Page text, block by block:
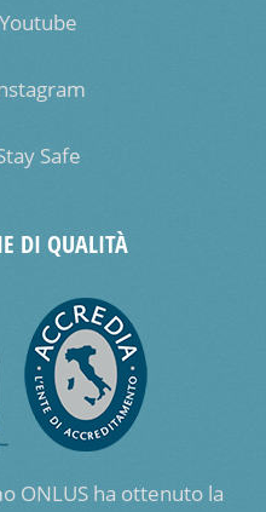
Youtube
Safe
DI QUALITÀ
ONLUS ha ottenuto la